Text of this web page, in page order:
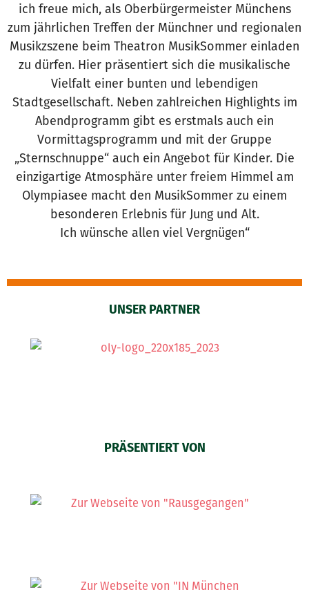
ich freue mich, als Oberbürgermeister Münchens
zum jährlichen Treffen der Münchner und regionalen
Musikzszene beim Theatron MusikSommer einladen
zu dürfen. Hier präsentiert sich die musikalische
Vielfalt einer bunten und lebendigen
Stadtgesellschaft. Neben zahlreichen Highlights im
Abendprogramm gibt es erstmals auch ein
Vormittagsprogramm und mit der Gruppe
„Sternschnuppe“ auch ein Angebot für Kinder. Die
einzigartige Atmosphäre unter freiem Himmel am
Olympiasee macht den MusikSommer zu einem
besonderen Erlebnis für Jung und Alt.
Ich wünsche allen viel Vergnügen“
UNSER PARTNER
PRÄSENTIERT VON